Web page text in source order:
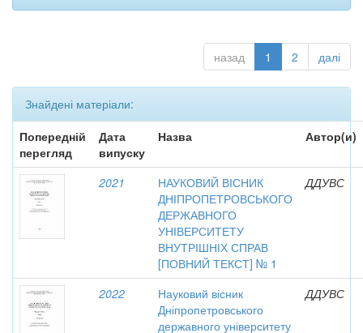
назад 1 2 далі
Знайдені матеріали:
Попередній
перегляд
Дата
випуску
Назва Автор(и)
2021
НАУКОВИЙ ВІСНИК
ДНІПРОПЕТРОВСЬКОГО
ДЕРЖАВНОГО
УНІВЕРСИТЕТУ
ВНУТРІШНІХ СПРАВ
[ПОВНИЙ ТЕКСТ] № 1
ДДУВС
2022
Науковий вісник
Дніпропетровського
державного університету
ДДУВС